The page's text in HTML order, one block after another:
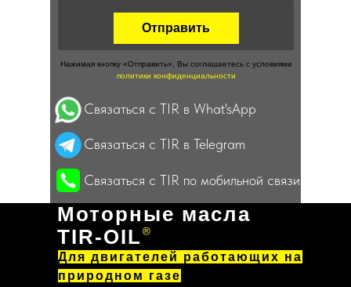
Отправить
Связаться с TIR в What'sApp
Связаться с TIR в Telegram
Связаться с TIR по мобильной связи
Нажимая кнопку «Отправить», Вы соглашаетесь c условиями
политики конфиденциальности
Моторные масла
TIR-OIL
Для двигателей работающих на
природном газе
®